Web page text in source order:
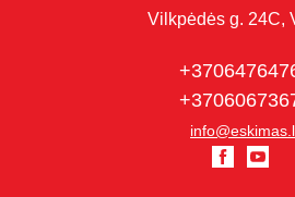
Vilkpėdės g. 24C,